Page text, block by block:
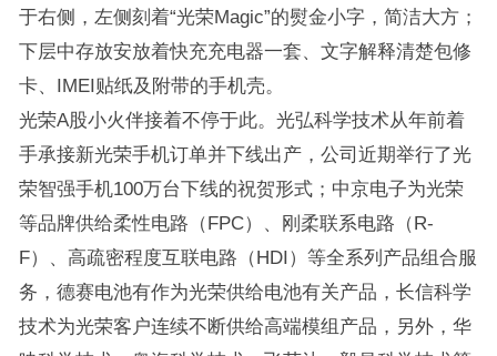
于右侧，左侧刻着“光荣Magic”的熨金小字，简洁大方；
下层中存放安放着快充充电器一套、文字解释清楚包修
卡、IMEI贴纸及附带的手机壳。
光荣A股小火伴接着不停于此。光弘科学技术从年前着
手承接新光荣手机订单并下线出产，公司近期举行了光
荣智强手机100万台下线的祝贺形式；中京电子为光荣
等品牌供给柔性电路（FPC）、刚柔联系电路（R-
F）、高疏密程度互联电路（HDI）等全系列产品组合服
务，德赛电池有作为光荣供给电池有关产品，长信科学
技术为光荣客户连续不断供给高端模组产品，另外，华